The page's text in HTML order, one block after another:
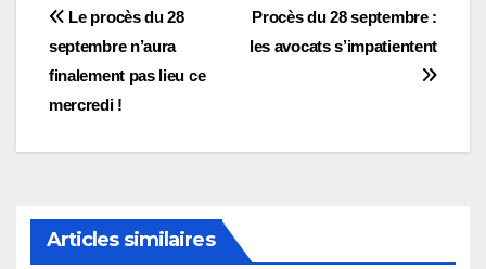
Navigation
de
l’article
Procès du 28 septembre :
les avocats s’impatientent
Le procès du 28
septembre n’aura
finalement pas lieu ce
mercredi !
Articles similaires